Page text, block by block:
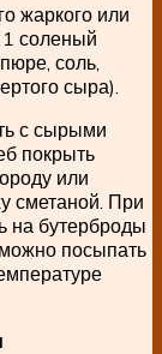
жаркого или
1 соленый
соль,
сыра).
с сырыми
покрыть
или
сметаной. При
на бутерброды
посыпать